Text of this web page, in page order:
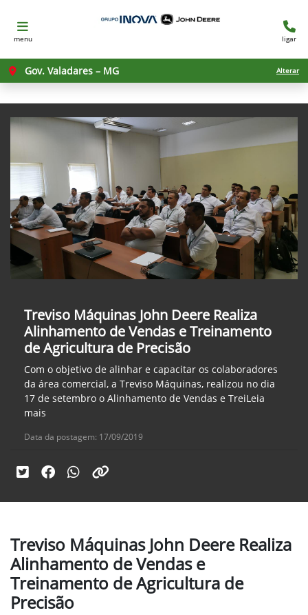
menu ligar
Gov. Valadares – MG Alterar
Treviso Máquinas John Deere Realiza
Alinhamento de Vendas e Treinamento
de Agricultura de Precisão
Com o objetivo de alinhar e capacitar os colaboradores
da área comercial, a Treviso Máquinas, realizou no dia
17 de setembro o Alinhamento de Vendas e TreiLeia
mais
Data da postagem: 17/09/2019
Treviso Máquinas John Deere Realiza
Alinhamento de Vendas e
Treinamento de Agricultura de
Precisão